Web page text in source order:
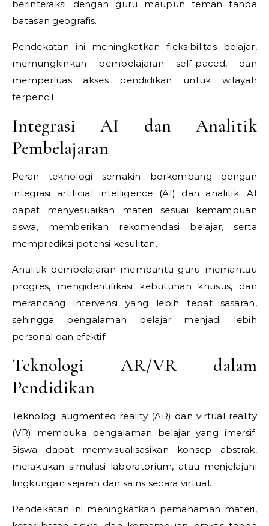
berinteraksi dengan guru maupun teman tanpa
batasan geografis.
Pendekatan ini meningkatkan fleksibilitas belajar,
memungkinkan pembelajaran self-paced, dan
memperluas akses pendidikan untuk wilayah
terpencil.
Integrasi AI dan Analitik
Pembelajaran
Peran teknologi semakin berkembang dengan
integrasi artificial intelligence (AI) dan analitik. AI
dapat menyesuaikan materi sesuai kemampuan
siswa, memberikan rekomendasi belajar, serta
memprediksi potensi kesulitan.
Analitik pembelajaran membantu guru memantau
progres, mengidentifikasi kebutuhan khusus, dan
merancang intervensi yang lebih tepat sasaran,
sehingga pengalaman belajar menjadi lebih
personal dan efektif.
Teknologi AR/VR dalam
Pendidikan
Teknologi augmented reality (AR) dan virtual reality
(VR) membuka pengalaman belajar yang imersif.
Siswa dapat memvisualisasikan konsep abstrak,
melakukan simulasi laboratorium, atau menjelajahi
lingkungan sejarah dan sains secara virtual.
Pendekatan ini meningkatkan pemahaman materi,